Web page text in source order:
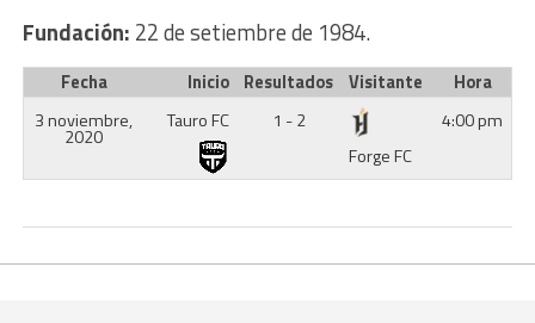
Fundación: 22 de setiembre de 1984.
Fecha Inicio Resultados Visitante
Hora
3 noviembre,
2020
Tauro FC
1 - 2
Forge FC
4:00 pm